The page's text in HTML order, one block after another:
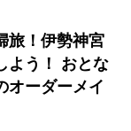
旅！伊勢神宮
よう！ おとな
オーダーメイ